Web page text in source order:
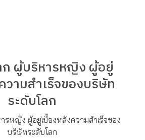
ก ผู้บริหารหญิง ผู้อยู่
วามสำเร็จของบริษัท
ระดับโลก
รหญิง ผู้อยู่เบื้องหลังความสำเร็จของ
บริษัทระดับโลก